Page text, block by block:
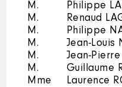
Année
2017
2018
M.
Philippe
M.
Renaud
M.
Philippe
M.
Jean-Louis
M.
Jean-Pierre
M.
Guillaume
Mme
Laurence